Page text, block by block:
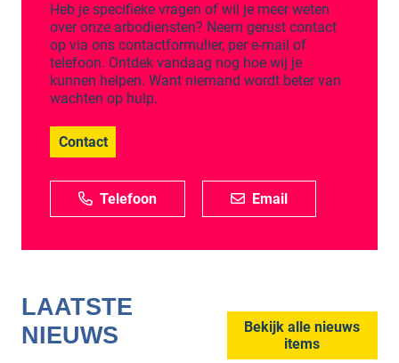
Heb je specifieke vragen of wil je meer weten
over onze arbodiensten? Neem gerust contact
op via ons contactformulier, per e-mail of
telefoon. Ontdek vandaag nog hoe wij je
kunnen helpen. Want niemand wordt beter van
wachten op hulp.
Contact
Telefoon Email
LAATSTE
NIEUWS
Bekijk alle nieuws
items